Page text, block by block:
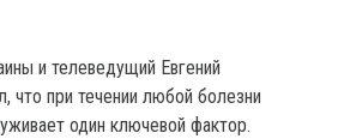
и телеведущий Евгений
что при течении любой болезни
один ключевой фактор.